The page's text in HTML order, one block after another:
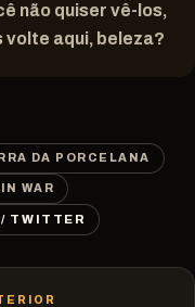
não quiser vê-los,
aqui, beleza?
DA PORCELANA
WAR
/ TWITTER